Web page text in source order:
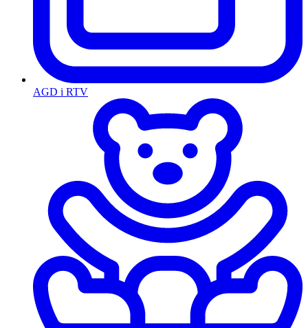
AGD i RTV